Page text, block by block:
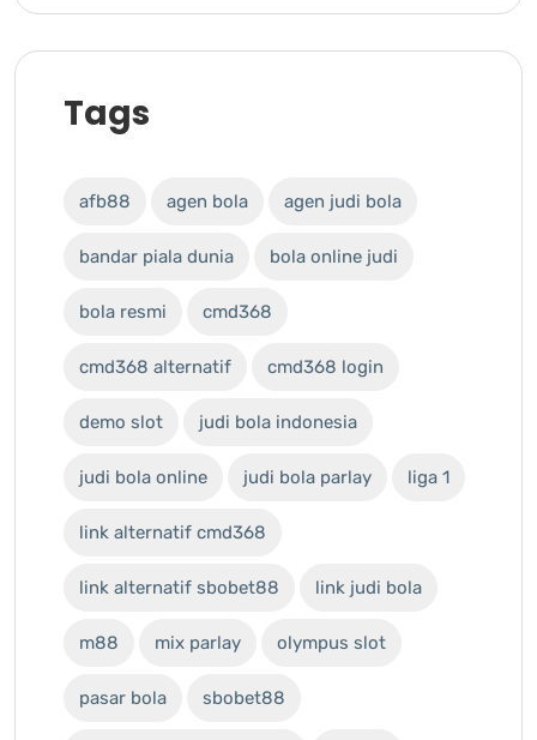
Tags
afb88 agen bola agen judi bola
bandar piala dunia bola online judi
bola resmi cmd368
cmd368 alternatif cmd368 login
demo slot judi bola indonesia
judi bola online judi bola parlay liga 1
link alternatif cmd368
link alternatif sbobet88 link judi bola
m88 mix parlay olympus slot
pasar bola sbobet88